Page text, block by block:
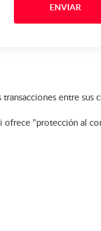
entre sus
ofrece "protección al